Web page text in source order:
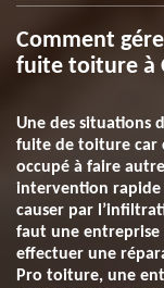
Comment
fuite toiture à
Une des situations
fuite de toiture car
occupé à faire
intervention rapide
causer par
faut une
effectuer une
Pro toiture, une